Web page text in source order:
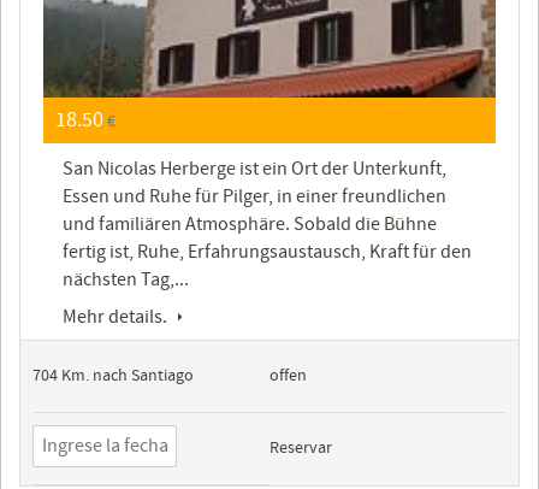
18.50€
San Nicolas Herberge ist ein Ort der Unterkunft,
Essen und Ruhe für Pilger, in einer freundlichen
und familiären Atmosphäre. Sobald die Bühne
fertig ist, Ruhe, Erfahrungsaustausch, Kraft für den
nächsten Tag,...
Mehr details.
704 Km. nach Santiago offen
Reservar